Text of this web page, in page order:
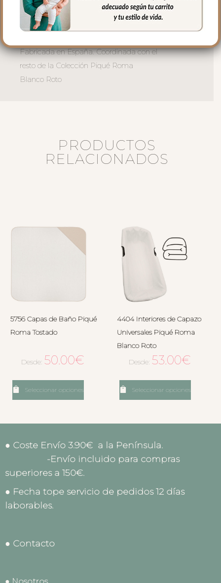
activos que ya gatean y exploran.
El babero bandana para bebé más dulce
Fabricada en España. Coordinada con el
resto de la Colección Piqué Roma
Blanco Roto
PRODUCTOS
RELACIONADOS
5756 Capas de Baño Piqué
Roma Tostado
Desde:50.00€
Seleccionar opciones
4404 Interiores de Capazo
Universales Piqué Roma
Blanco Roto
Desde: 53.00€
Seleccionar opciones
● Coste Envío 3.90€ a la Península.
-Envío incluido para compras
superiores a 150€.
● Fecha tope servicio de pedidos 12 días
laborables.
● Contacto